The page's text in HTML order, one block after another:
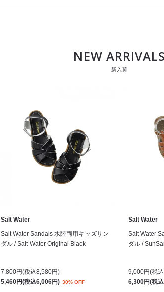
NEW ARRIVALS
新入荷
Salt Water
Salt Water Sandals 水陸両用キッズサン
ダル / Salt-Water Original Black
7,800円(税込8,580円)
5,460円(税込6,006円) 30% OFF
Salt Water
Salt Water
ダル /
9,000円(税
6,300円(税